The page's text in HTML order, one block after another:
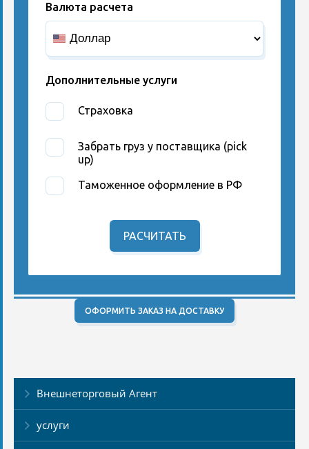
Валюта расчета
Дополнительные услуги
Страховка
Забрать груз у поставщика (pick
up)
Таможенное оформление в РФ
РАСЧИТАТЬ
ОФОРМИТЬ ЗАКАЗ НА ДОСТАВКУ
Внешнеторговый Агент
услуги